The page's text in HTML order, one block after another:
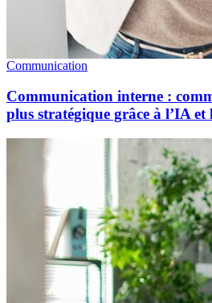
Communication
Communication interne :
plus stratégique grâce à l’IA et